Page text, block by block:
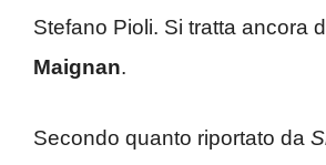
Stefano Pioli. Si tratta ancora
Maignan.
Secondo quanto riportato da